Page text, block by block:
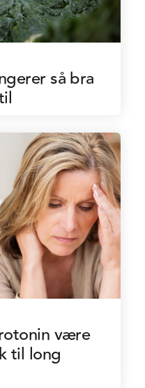
så bra
være
til long